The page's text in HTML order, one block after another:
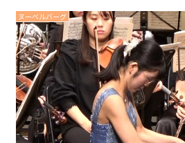
ヌーベルバーグ